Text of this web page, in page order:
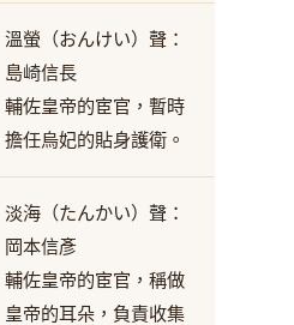
溫螢（おんけい）聲：
島崎信長
輔佐皇帝的宦官，暫時
擔任烏妃的貼身護衛。
淡海（たんかい）聲：
岡本信彥
輔佐皇帝的宦官，稱做
皇帝的耳朵，負責收集